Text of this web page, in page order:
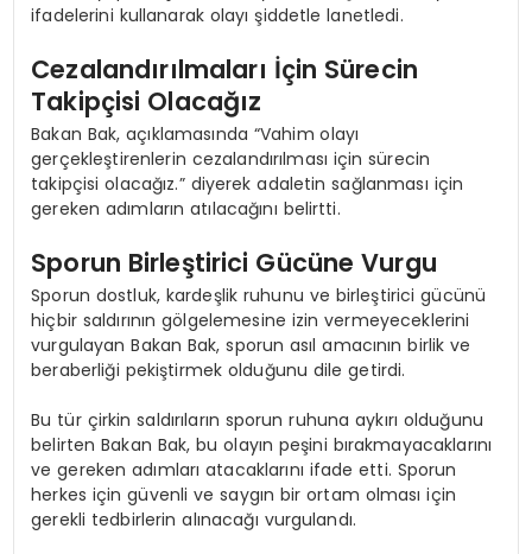
ifadelerini kullanarak olayı şiddetle lanetledi.
Cezalandırılmaları İçin Sürecin
Takipçisi Olacağız
Bakan Bak, açıklamasında “Vahim olayı
gerçekleştirenlerin cezalandırılması için sürecin
takipçisi olacağız.” diyerek adaletin sağlanması için
gereken adımların atılacağını belirtti.
Sporun Birleştirici Gücüne Vurgu
Sporun dostluk, kardeşlik ruhunu ve birleştirici gücünü
hiçbir saldırının gölgelemesine izin vermeyeceklerini
vurgulayan Bakan Bak, sporun asıl amacının birlik ve
beraberliği pekiştirmek olduğunu dile getirdi.
Bu tür çirkin saldırıların sporun ruhuna aykırı olduğunu
belirten Bakan Bak, bu olayın peşini bırakmayacaklarını
ve gereken adımları atacaklarını ifade etti. Sporun
herkes için güvenli ve saygın bir ortam olması için
gerekli tedbirlerin alınacağı vurgulandı.